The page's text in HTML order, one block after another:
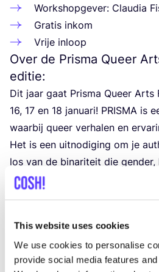
This website uses cookies
We use cookies to personalise
provide social media features
Work­shop­ge­ver: Clau­dia
Gra­tis inkom
Vrije inloop
Over de Prisma Queer
editie:
Dit jaar gaat Pris­ma Queer Arts
16, 17 en 18 janu­a­ri! PRIS­MA is
waar­bij queer ver­ha­len en
Het is een uit­no­di­ging om je
los van de bina­ri­teit die
beperkt. Laat je inspi­re­ren
ori­ën­ta­tie,
Drie dagen lang, op
trum van Brugge